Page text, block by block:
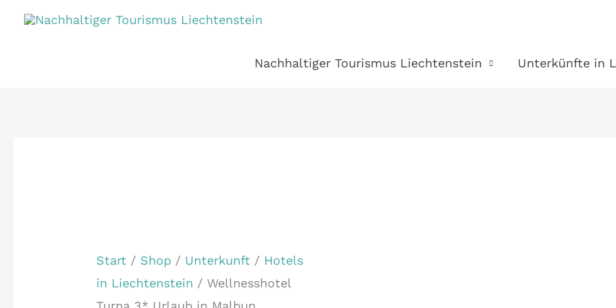
Zum
Nachhaltiger Tourismus Liechtenstein Unterkünfte in
Start / Shop / Unterkunft / Hotels
in Liechtenstein / Wellnesshotel